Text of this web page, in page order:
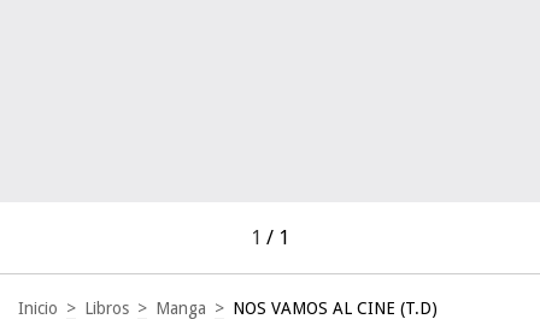
1 / 1
Inicio > Libros > Manga > NOS VAMOS AL CINE (T.D)